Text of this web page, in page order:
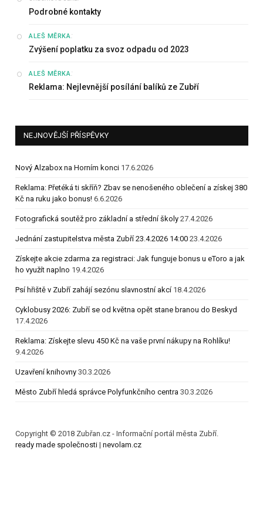
Podrobné kontakty
ALEŠ MĚRKA:
Zvýšení poplatku za svoz odpadu od 2023
ALEŠ MĚRKA:
Reklama: Nejlevnější posílání balíků ze Zubří
NEJNOVĚJŠÍ PŘÍSPĚVKY
Nový Alzabox na Horním konci 17.6.2026
Reklama: Přetéká ti skříň? Zbav se nenošeného oblečení a získej 380
Kč na ruku jako bonus! 6.6.2026
Fotografická soutěž pro základní a střední školy 27.4.2026
Jednání zastupitelstva města Zubří 23.4.2026 14:00 23.4.2026
Získejte akcie zdarma za registraci: Jak funguje bonus u eToro a jak
ho využít naplno 19.4.2026
Psí hřiště v Zubří zahájí sezónu slavnostní akcí 18.4.2026
Cyklobusy 2026: Zubří se od května opět stane branou do Beskyd
17.4.2026
Reklama: Získejte slevu 450 Kč na vaše první nákupy na Rohlíku!
9.4.2026
Uzavření knihovny 30.3.2026
Město Zubří hledá správce Polyfunkčního centra 30.3.2026
Copyright © 2018 Zubřan.cz - Informační portál města Zubří.
ready made společnosti | nevolam.cz